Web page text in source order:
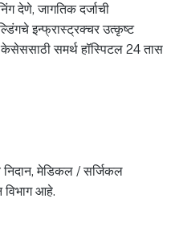
देणे, जागतिक दर्जाची
इन्फ्रास्ट्रक्चर उत्कृष्ट
केसेससाठी समर्थ हॉस्पिटल 24 तास
निदान, मेडिकल / सर्जिकल
विभाग आहे.